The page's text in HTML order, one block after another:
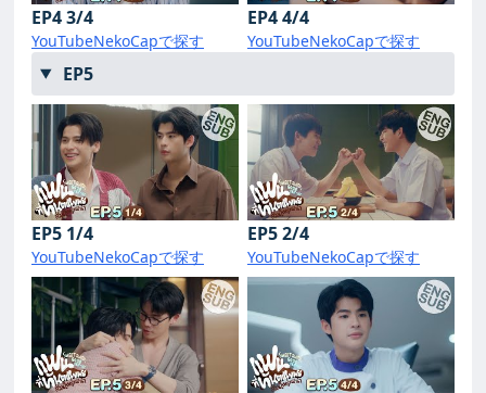
EP4 3/4
YouTubeNekoCapで探す
EP4 4/4
YouTubeNekoCapで探す
EP5
EP5 1/4
YouTubeNekoCapで探す
EP5 2/4
YouTubeNekoCapで探す